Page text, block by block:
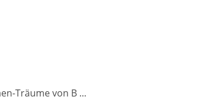
Träume von B ...